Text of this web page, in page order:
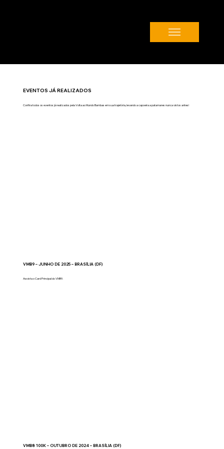
EVENTOS JÁ REALIZADOS
Confira todos os eventos já realizados pela Volta ao Mundo Bambas em sua trajetória, levando a capoeira a patamares nunca vistos antes!
VMB9 – JUNHO DE 2025 – BRASÍLIA (DF)
Assista o Card Principal do VMB9.
VMB8 100K – OUTUBRO DE 2024 – BRASÍLIA (DF)